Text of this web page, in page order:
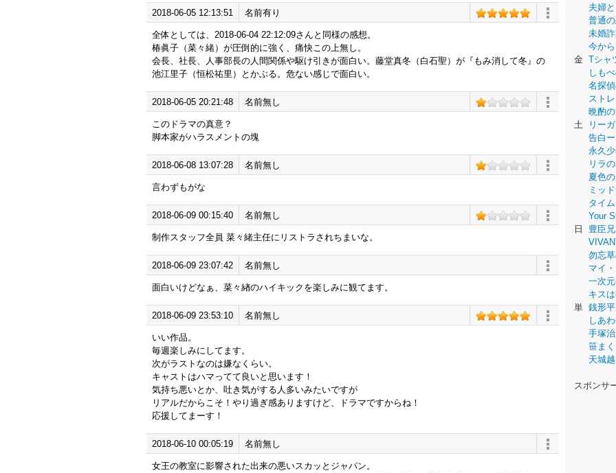
2018-06-05 12:13:51 名前有り
全体としては、2018-06-04 22:12:09さんと同様の感想。
椿眞子（菜々緒）が圧倒的に強く、痛快この上無し。
会長、社長、人事部長の人間関係や駆け引きが面白い。藤堂真冬（白石聖）が『もみ消して冬』の
池江里子（恒松祐里）とかぶる。危ない感じで面白い。
2018-06-05 20:21:48 名前無し
このドラマの真意？
脚本家がハラスメントの塊
2018-06-08 13:07:28 名前無し
言わずもがな
2018-06-09 00:15:40 名前無し
制作スタッフ全員 菜々緒主任にリストラされちまいな。
2018-06-09 23:07:42 名前無し
面白いけどなぁ、菜々緖のハイキックを楽しみに観てます。
2018-06-09 23:53:10 名前無し
いい作品。
毎週楽しみにしてます。
次がラストなのは嫌なくらい。
キャストはハマってて良いと思います！
気持ち悪いとか、吐き気がする人多いみたいですが
リアルだからこそ！やり過ぎ感ありますけど、ドラマですからね！
応援してまーす！
2018-06-10 00:05:19 名前無し
女王の教室に影響された出来の悪いスカッとジャパン。
夫婦
普通
未婚
今か
金 Tシャ
しも
名探
スト
晩酌
土
リー
告白
永久
リラ
夏色
ミッ
タイ
Your
日
豊臣
勿忘
マイ
一次
キス
単 銭形
しあ
手塚
笹ま
天城
スポンサ